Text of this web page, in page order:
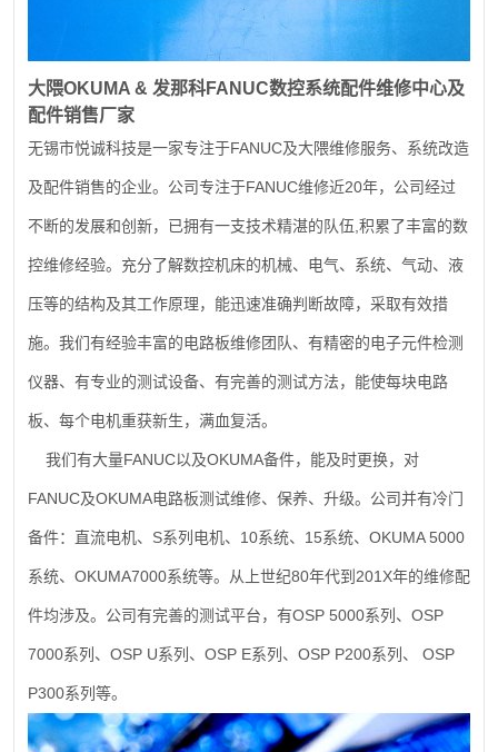
大隈OKUMA & 发那科FANUC数控系统配件维修中心及
配件销售厂家
无锡市悦诚科技是一家专注于FANUC及大隈维修服务、系统改造
及配件销售的企业。公司专注于FANUC维修近20年，公司经过
不断的发展和创新，已拥有一支技术精湛的队伍 积累了丰富的数
控维修经验。充分了解数控机床的机械、电气、系统、气动、液
压等的结构及其工作原理，能迅速准确判断故障，采取有效措
施。我们有经验丰富的电路板维修团队、有精密的电子元件检测
仪器、有专业的测试设备、有完善的测试方法，能使每块电路
板、每个电机重获新生，满血复活。
我们有大量FANUC以及OKUMA备件，能及时更换，对
FANUC及OKUMA电路板测试维修、保养、升级。公司并有冷门
备件：直流电机、 S系列电机、 10系统、 15系统、 OKUMA 5000
系统、 OKUMA7000系统等。从上世纪80年代到 201X年的维修配
件均涉及。公司有完善的测试平台，有OSP 5000系列、 OSP
7000系列、 OSP U系列、 OSP E系列、 OSP P200系列、 OSP
P300系列等。